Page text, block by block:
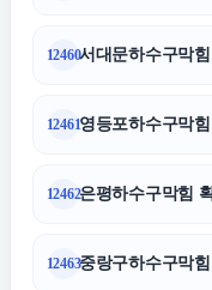
12460서대문하수구막
12461영등포하수구막
12462은평하수구막힘
12463중랑구하수구막